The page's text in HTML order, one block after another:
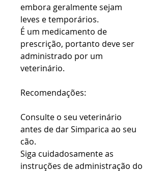
embora geralmente sejam
leves e temporários.
É um medicamento de
prescrição, portanto deve ser
administrado por um
veterinário.
Recomendações:
Consulte o seu veterinário
antes de dar Simparica ao seu
cão.
Siga cuidadosamente as
instruções de administração do